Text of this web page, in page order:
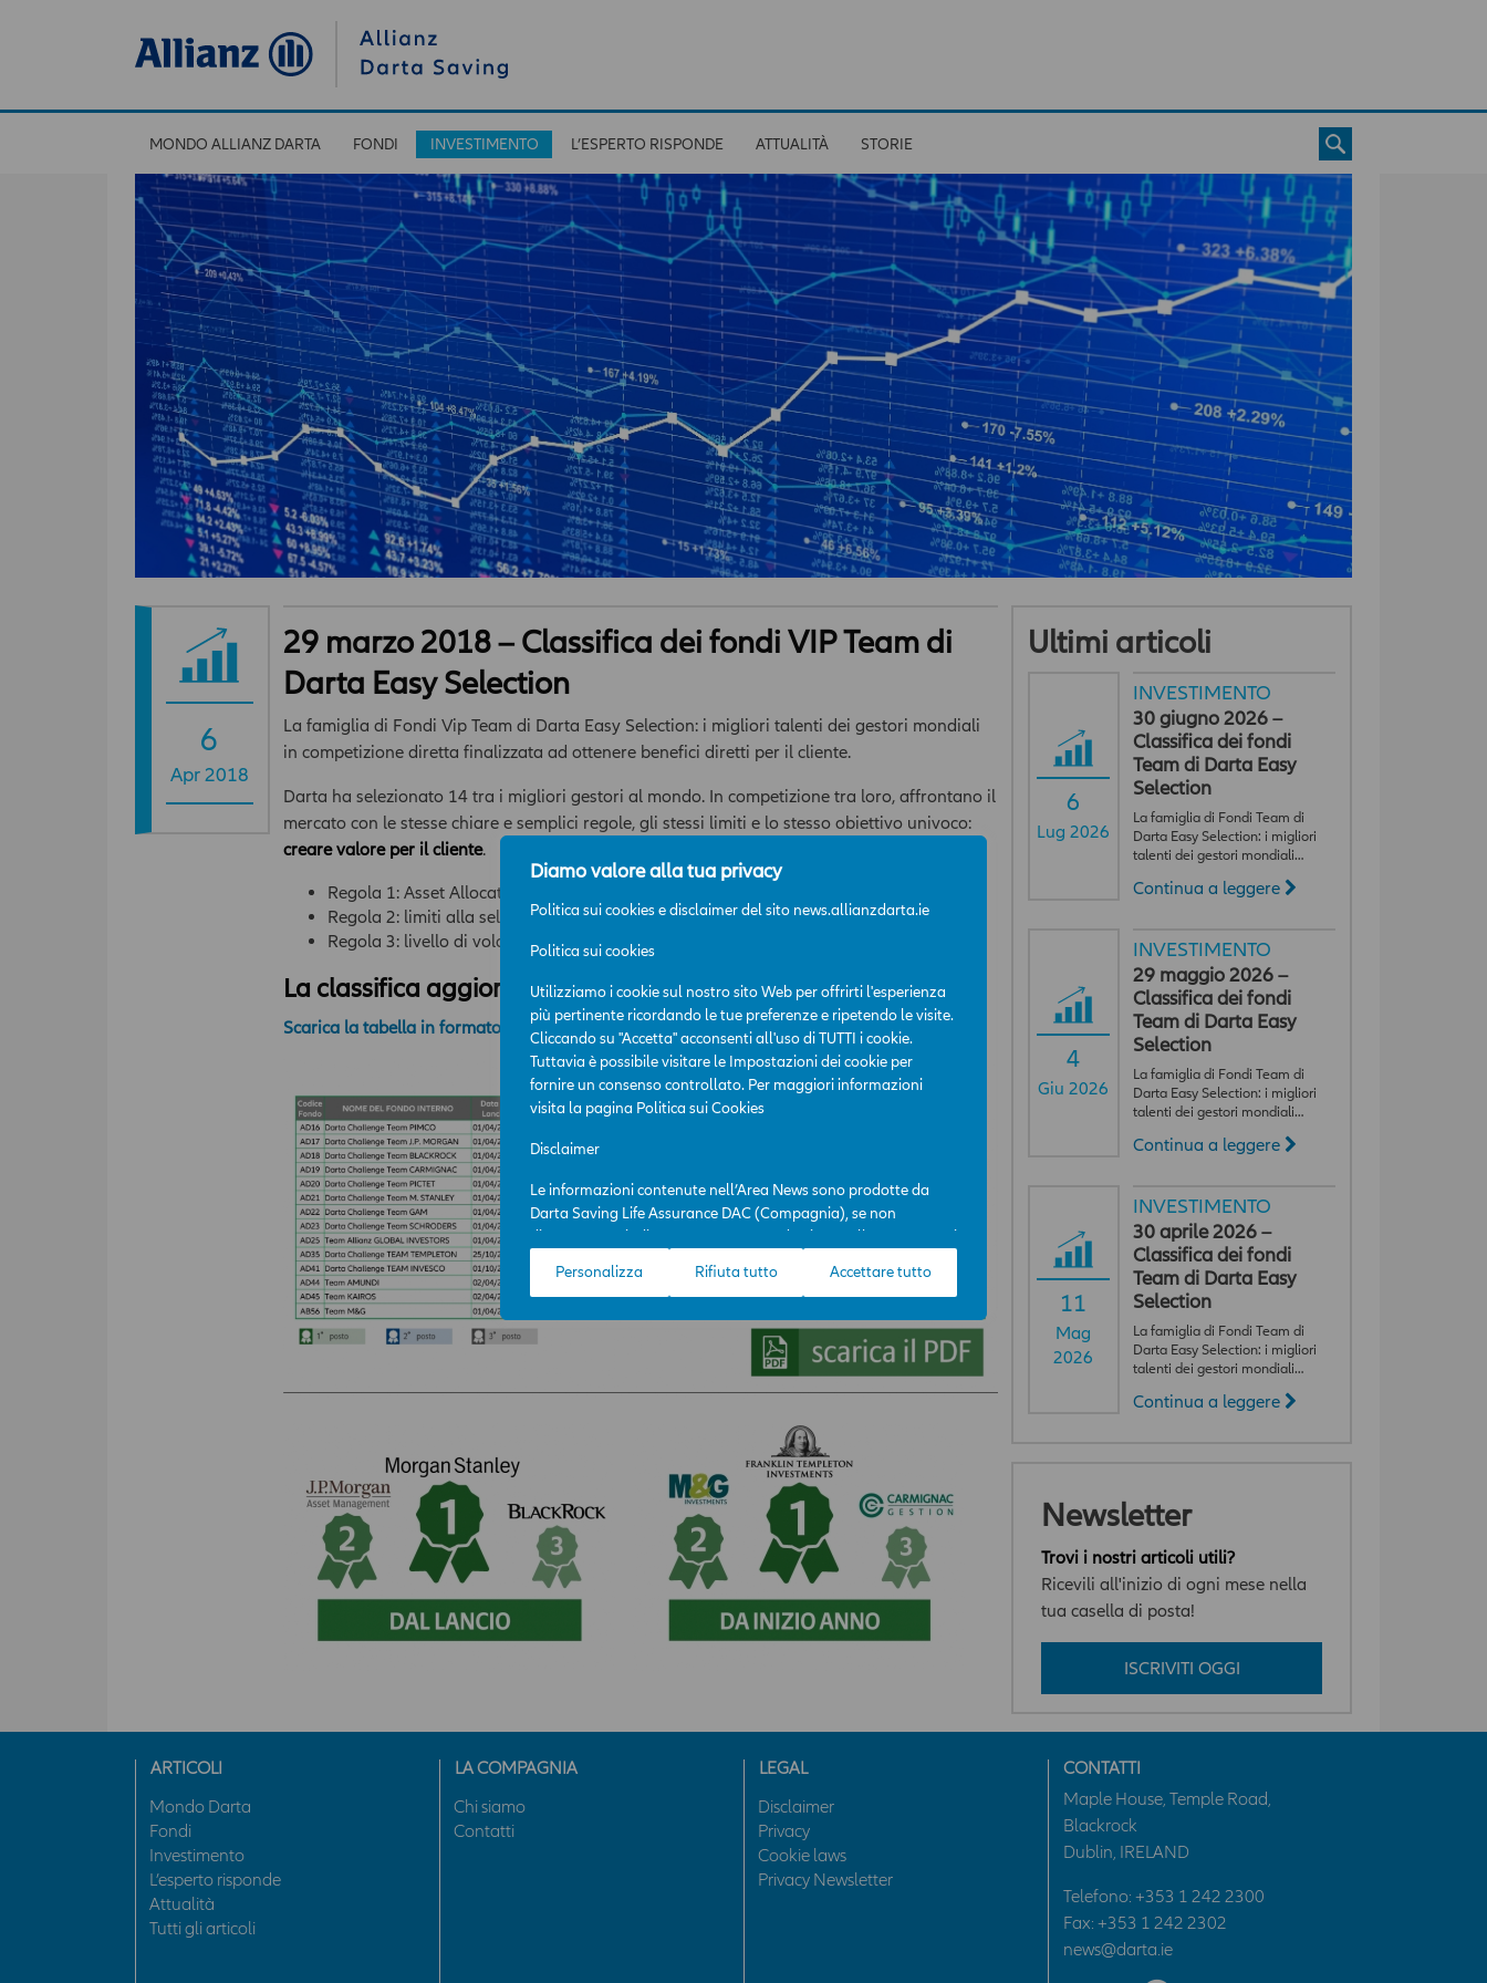
Diamo valore alla tua privacy
Politica sui cookies e disclaimer del sito news.allianzdarta.ie
Politica sui cookies
Utilizziamo i cookie sul nostro sito Web per offrirti l'esperienza
più pertinente ricordando le tue preferenze e ripetendo le visite.
Cliccando su "Accetta" acconsenti all'uso di TUTTI i cookie.
Tuttavia è possibile visitare le Impostazioni dei cookie per
fornire un consenso controllato. Per maggiori informazioni
visita la pagina Politica sui Cookies
Disclaimer
Le informazioni contenute nell’Area News sono prodotte da
Darta Saving Life Assurance DAC (Compagnia), se non
diversamente indicato. L’Area News è destinata all’uso per scopi
all’Area News e l’utilizzo delle informazioni in essa contenute
Compagnia potrà, in qualunque momento, a propria
discrezione e con efficacia immediata, modificare i contenuti e
le modalità funzionali ed operative dell’Area News, incluso il
diritto di modificare, limitare e/o escludere, temporaneamente
o definitivamente, l’accesso ai contenuti dell’Area, senza
necessità di acquisire il previo consenso dell’ utente.
I contenuti dell’ Area hanno finalità esclusivamente
informativa e descrittiva, e non assumono carattere di
ufficialità. In nessun caso tali contenuti assumono valore di
consulenza professionale, né dagli stessi può derivare
l’assunzione di alcun impegno da parte della Compagnia.
Qualsiasi prodotto, strumento, servizio cui fa riferimento l’Area
potrebbe non essere adeguato per l'utente; prima di effettuare
presente sul sito
www.allianzdarta.ie. La Compagnia non
l’idoneità allo scopo dei dati e delle informazioni presenti
nell’Area; l’utilizzo e la diffusione di tali dati e informazioni da
parte dell’utente avviene, pertanto, sotto la propria esclusiva
responsabilità. La Compagnia verifica con cura che le
Personalizza Rifiuta tutto Accettare tutto
MONDO ALLIANZ DARTA FONDI INVESTIMENTO L’ESPERTO RISPONDE ATTUALITÀ STORIE
6
Apr 2018
29 marzo 2018 – Classifica dei fondi VIP Team di
Darta Easy Selection
La famiglia di Fondi Vip Team di Darta Easy Selection: i migliori talenti dei gestori mondiali
in competizione diretta finalizzata ad ottenere benefici diretti per il cliente.
Darta ha selezionato 14 tra i migliori gestori al mondo. In competizione tra loro, affrontano il
mercato con le stesse chiare e semplici regole, gli stessi limiti e lo stesso obiettivo univoco:
creare valore per il cliente.
Regola 1: Asset Allocation e market view mensili;
Regola 2: limiti alla selezione dei propri fondi. Minimo 3, massimo 15;
Regola 3: livello di volatilità massima consentita 10%.
La classifica aggiornata al 29 marzo 2018
Scarica la tabella in formato PDF
Ultimi articoli
6
Lug 2026
INVESTIMENTO
30 giugno 2026 –
Classifica dei fondi
Team di Darta Easy
Selection
La famiglia di Fondi Team di
Darta Easy Selection: i migliori
talenti dei gestori mondiali…
Continua a leggere
4
Giu 2026
INVESTIMENTO
29 maggio 2026 –
Classifica dei fondi
Team di Darta Easy
Selection
La famiglia di Fondi Team di
Darta Easy Selection: i migliori
talenti dei gestori mondiali…
Continua a leggere
11
Mag
2026
INVESTIMENTO
30 aprile 2026 –
Classifica dei fondi
Team di Darta Easy
Selection
La famiglia di Fondi Team di
Darta Easy Selection: i migliori
talenti dei gestori mondiali…
Continua a leggere
Newsletter
Trovi i nostri articoli utili?
Ricevili all'inizio di ogni mese nella
tua casella di posta!
ISCRIVITI OGGI
ARTICOLI
Mondo Darta
Fondi
Investimento
L’esperto risponde
Attualità
Tutti gli articoli
LA COMPAGNIA
Chi siamo
Contatti
LEGAL
Disclaimer
Privacy
Cookie laws
Privacy Newsletter
CONTATTI
Maple House, Temple Road,
Blackrock
Dublin, IRELAND
Telefono: +353 1 242 2300
Fax: +353 1 242 2302
news@darta.ie